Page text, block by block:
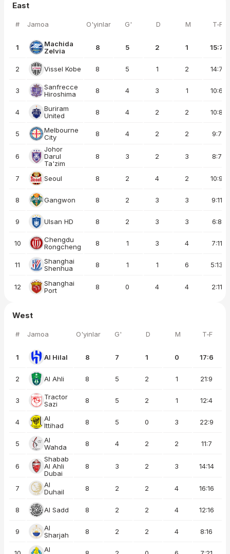
East
# Jamoa O'yinlar G' D M T-F
1
Machida
Zelvia
8 5 2 1 15:7
2 Vissel Kobe 8 5 1 2 14:7
3
Sanfrecce
Hiroshima
8 4 3 1 10:6
4
Buriram
United
8 4 2 2 10:8
5
Melbourne
City
8 4 2 2 9:7
6
Johor
Darul
Ta'zim
8 3 2 3 8:7
7 Seoul 8 2 4 2 10:9
8 Gangwon 8 2 3 3 9:11
9 Ulsan HD 8 2 3 3 6:8
10
Chengdu
Rongcheng
8 1 3 4 7:11
11
Shanghai
Shenhua
8 1 1 6 5:13
12
Shanghai
Port
8 0 4 4 2:11
West
# Jamoa O'yinlar G' D M T-F
1 Al Hilal 8 7 1 0 17:6
2 Al Ahli 8 5 2 1 21:9
3
Tractor
Sazi
8 5 2 1 12:4
4
Al
Ittihad
8 5 0 3 22:9
5
Al
Wahda
8 4 2 2 11:7
6
Shabab
Al Ahli
Dubai
8 3 2 3 14:14
7
Al
Duhail
8 2 2 4 16:16
8 Al Sadd 8 2 2 4 12:16
9
Al
Sharjah
8 2 2 4 8:16
Al